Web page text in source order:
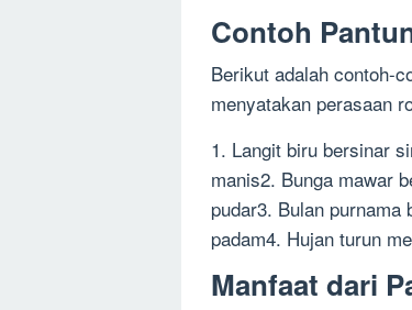
Contoh
Berikut adalah contoh-
menyatakan perasaan
1. Langit biru bersinar
manis2. Bunga mawar
pudar3. Bulan
padam4. Hujan turun
Manfaat dari